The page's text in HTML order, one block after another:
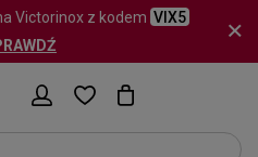
Victorinox z kodem VIX5